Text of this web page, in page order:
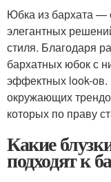
Юбка из бархата —
элегантных
стиля. Благодаря
бархатных юбок с
эффектных look-ов.
окружающих
которых по праву
Какие
подходят к